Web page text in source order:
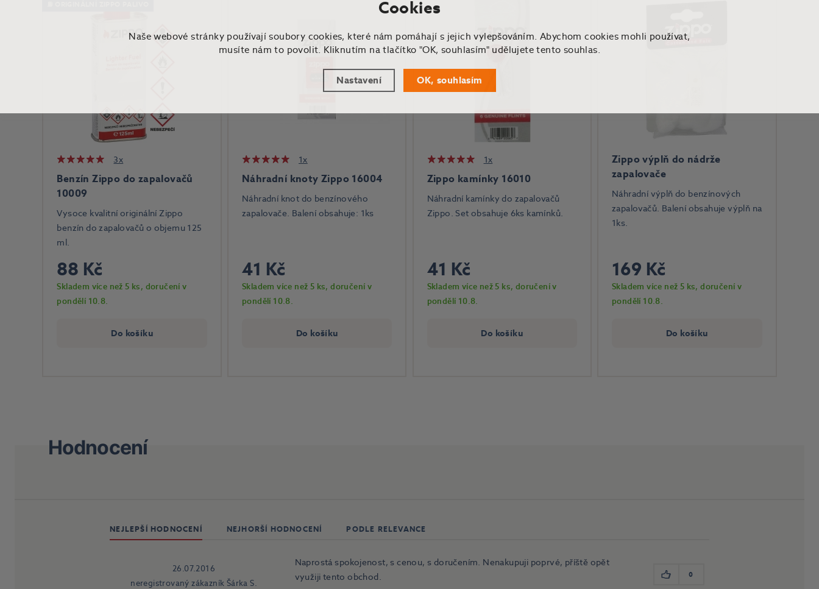
3x
Benzín Zippo do zapalovačů
10009
Vysoce kvalitní originální Zippo
benzín do zapalovačů o objemu 125
ml.
88 Kč
Skladem více než 5 ks, doručení v
pondělí 10.8.
Do košíku
1x
Náhradní knoty Zippo 16004
Náhradní knot do benzínového
zapalovače. Balení obsahuje: 1ks
41 Kč
Skladem více než 5 ks, doručení v
pondělí 10.8.
Do košíku
1x
Zippo kamínky 16010
Náhradní kamínky do zapalovačů
Zippo. Set obsahuje 6ks kamínků.
41 Kč
Skladem více než 5 ks, doručení v
pondělí 10.8.
Do košíku
Zippo výplň do nádrže
zapalovače
Náhradní výplň do benzínových
zapalovačů. Balení obsahuje výplň na
1ks.
169 Kč
Skladem více než 5 ks, doručení v
pondělí 10.8.
Do košíku
Hodnocení
NEJLEPŠÍ HODNOCENÍ NEJHORŠÍ HODNOCENÍ PODLE RELEVANCE
26.07.2016
neregistrovaný zákazník Šárka S.
Naprostá spokojenost, s cenou, s doručením. Nenakupuji poprvé, příště opět
využiji tento obchod.
Libí
0
Cookies
Naše webové stránky používají soubory cookies, které nám pomáhají s jejich vylepšováním. Abychom cookies mohli používat,
musíte nám to povolit. Kliknutím na tlačítko "OK, souhlasím" udělujete tento souhlas.
Nastavení OK, souhlasím